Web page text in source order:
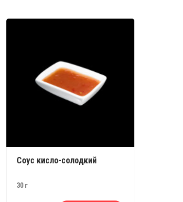
Соус кисло-солодкий
30 г